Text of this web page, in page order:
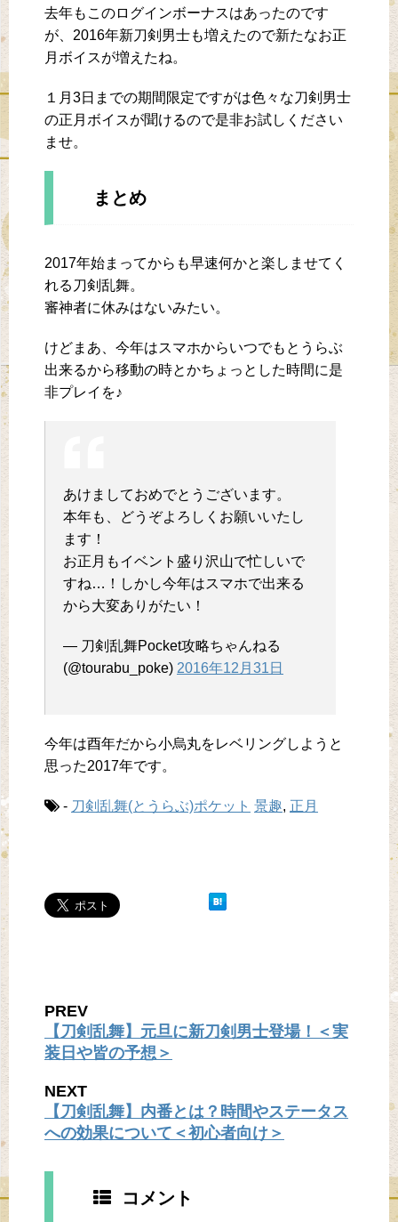
去年もこのログインボーナスはあったのです
が、2016年新刀剣男士も増えたので新たなお正
月ボイスが増えたね。
１月3日までの期間限定ですがは色々な刀剣男士
の正月ボイスが聞けるので是非お試しください
ませ。
まとめ
2017年始まってからも早速何かと楽しませてく
れる刀剣乱舞。
審神者に休みはないみたい。
けどまあ、今年はスマホからいつでもとうらぶ
出来るから移動の時とかちょっとした時間に是
非プレイを♪
あけましておめでとうございます。
本年も、どうぞよろしくお願いいたし
ます！
お正月もイベント盛り沢山で忙しいで
すね…！しかし今年はスマホで出来る
から大変ありがたい！
— 刀剣乱舞Pocket攻略ちゃんねる
(@tourabu_poke) 2016年12月31日
今年は酉年だから小烏丸をレベリングしようと
思った2017年です。
- 刀剣乱舞(とうらぶ)ポケット 景趣, 正月
PREV
【刀剣乱舞】元旦に新刀剣男士登場！＜実
装日や皆の予想＞
NEXT
【刀剣乱舞】内番とは？時間やステータス
への効果について＜初心者向け＞
コメント